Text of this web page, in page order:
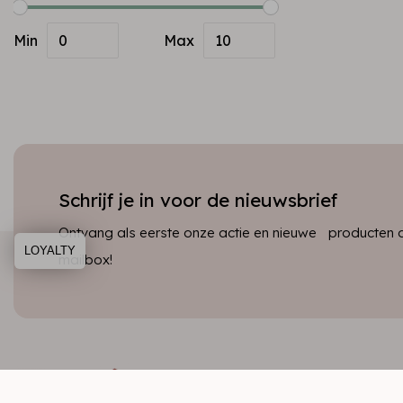
Min Max
Schrijf je in voor de nieuwsbrief
Ontvang als eerste onze actie en nieuwe producten
mailbox!
LOYALTY